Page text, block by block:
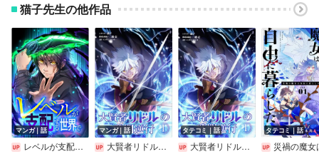
猫子先生の他作品
マンガ｜話
レベルが支配する世界で
マンガ｜話
大賢者リドルの時間逆行【単話】
タテコミ｜話
大賢者リドルの時間逆行【フルカラー】
タテコミ｜話
災禍の魔女は自由に暮らしたい【フル